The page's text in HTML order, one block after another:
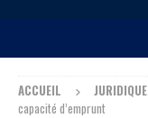
ACCUEIL JURIDIQUE
capacité d’emprunt